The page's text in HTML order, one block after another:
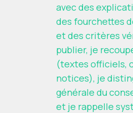
avec des
des fourchettes
et des critères
publier, je
(textes officiels,
notices), je
générale du
et je rappelle